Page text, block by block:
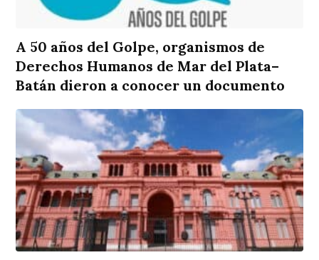
A 50 años del Golpe, organismos de
Derechos Humanos de Mar del Plata–
Batán dieron a conocer un documento